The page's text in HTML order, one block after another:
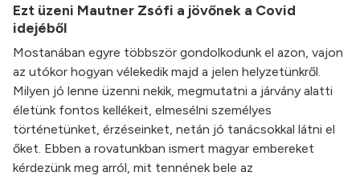
Ezt üzeni Mautner Zsófi a jövőnek a Covid
idejéből
Mostanában egyre többször gondolkodunk el azon, vajon
az utókor hogyan vélekedik majd a jelen helyzetünkről.
Milyen jó lenne üzenni nekik, megmutatni a járvány alatti
életünk fontos kellékeit, elmesélni személyes
történetünket, érzéseinket, netán jó tanácsokkal látni el
őket. Ebben a rovatunkban ismert magyar embereket
kérdezünk meg arról, mit tennének bele az